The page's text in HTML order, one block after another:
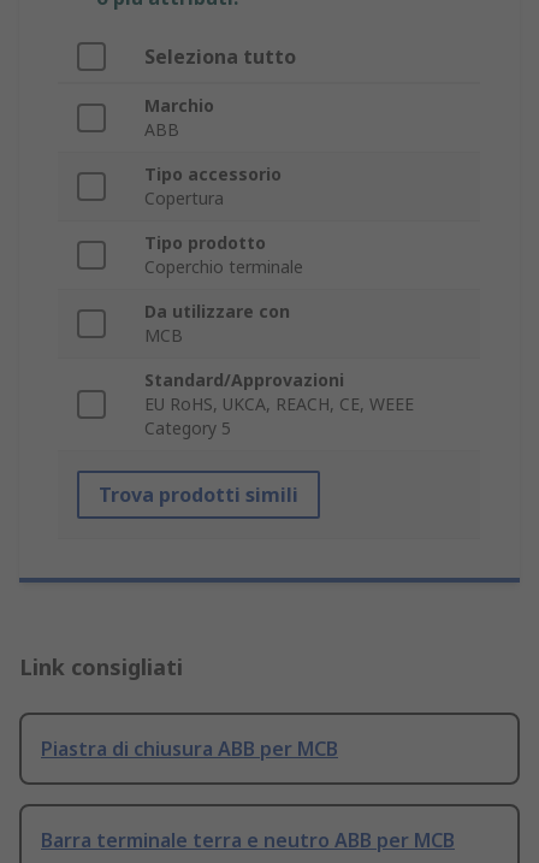
Seleziona tutto
Marchio
ABB
Tipo accessorio
Copertura
Tipo prodotto
Coperchio terminale
Da utilizzare con
MCB
Standard/Approvazioni
EU RoHS, UKCA, REACH, CE, WEEE
Category 5
Trova prodotti simili
Link consigliati
Piastra di chiusura ABB per MCB
Barra terminale terra e neutro ABB per MCB